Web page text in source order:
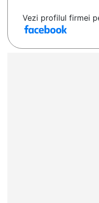
Vezi profilul firmei